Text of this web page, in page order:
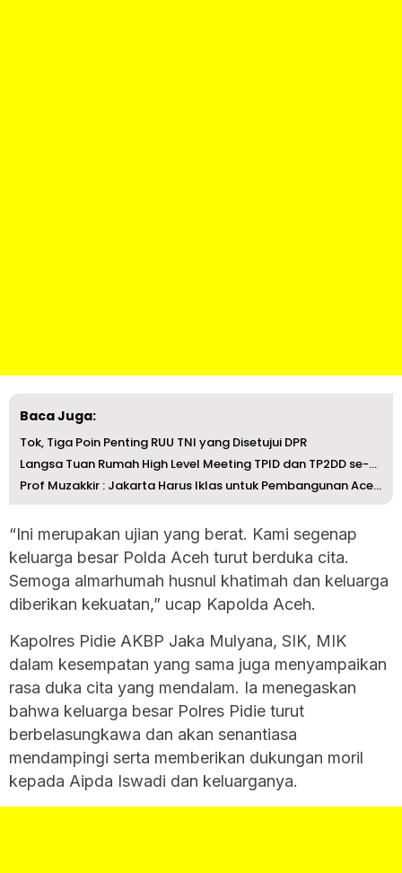
Baca Juga:
Tok, Tiga Poin Penting RUU TNI yang Disetujui DPR
Langsa Tuan Rumah High Level Meeting TPID dan TP2DD se-Aceh
Prof Muzakkir : Jakarta Harus Iklas untuk Pembangunan Ace...
“Ini merupakan ujian yang berat. Kami segenap
keluarga besar Polda Aceh turut berduka cita.
Semoga almarhumah husnul khatimah dan keluarga
diberikan kekuatan,” ucap Kapolda Aceh.
Kapolres Pidie AKBP Jaka Mulyana, SIK, MIK
dalam kesempatan yang sama juga menyampaikan
rasa duka cita yang mendalam. Ia menegaskan
bahwa keluarga besar Polres Pidie turut
berbelasungkawa dan akan senantiasa
mendampingi serta memberikan dukungan moril
kepada Aipda Iswadi dan keluarganya.